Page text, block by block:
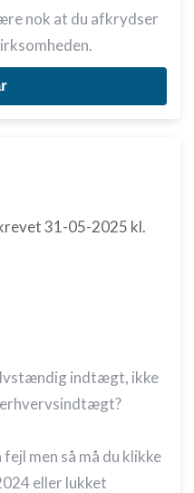
nok at du afkrydser
31-05-2025 kl.
indtægt, ikke
men så må du klikke
eller lukket